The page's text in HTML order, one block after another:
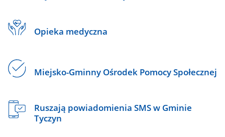
Opieka medyczna
Miejsko-Gminny Ośrodek Pomocy Społecznej
Ruszają powiadomienia SMS w Gminie
Tyczyn